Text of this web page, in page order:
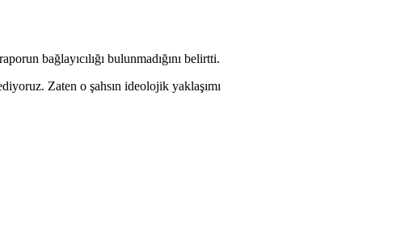
bağlayıcılığı bulunmadığını belirtti.
Zaten o şahsın ideolojik yaklaşımı